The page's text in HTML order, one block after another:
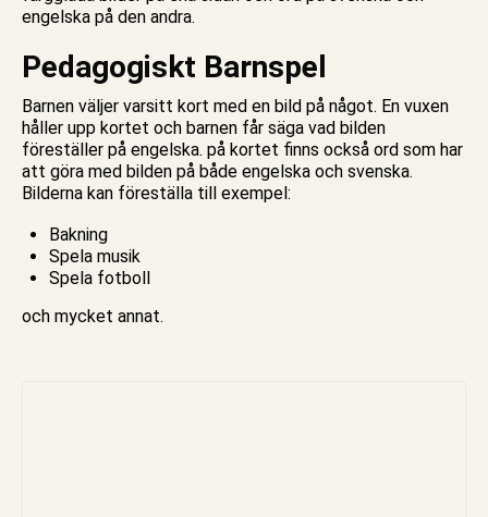
engelska på den andra.
Pedagogiskt Barnspel
Barnen väljer varsitt kort med en bild på något. En vuxen
håller upp kortet och barnen får säga vad bilden
föreställer på engelska. på kortet finns också ord som har
att göra med bilden på både engelska och svenska.
Bilderna kan föreställa till exempel:
Bakning
Spela musik
Spela fotboll
och mycket annat.